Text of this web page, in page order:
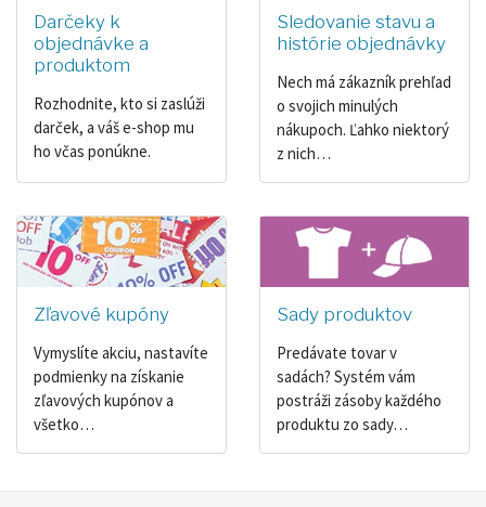
Darčeky k
objednávke a
produktom
Rozhodnite, kto si zaslúži
darček, a váš e-shop mu
ho včas ponúkne.
Sledovanie stavu a
histórie objednávky
Nech má zákazník prehľad
o svojich minulých
nákupoch. Ľahko niektorý
z nich…
Zľavové kupóny
Vymyslíte akciu, nastavíte
podmienky na získanie
zľavových kupónov a
všetko…
Sady produktov
Predávate tovar v
sadách? Systém vám
postráži zásoby každého
produktu zo sady…